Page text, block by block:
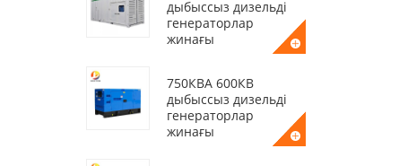
дыбыссыз дизельді
генераторлар
жинағы
750КВА 600КВ
дыбыссыз дизельді
генераторлар
жинағы